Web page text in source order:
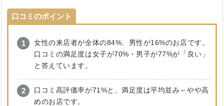
口コミのポイント
女性の来店者が全体の84%、男性が16%のお店です。
口コミの満足度は女子が70%・男子が77%が「良い」
と答えています。
口コミ高評価率が71%と、満足度は平均並み～やや高
めのお店です。